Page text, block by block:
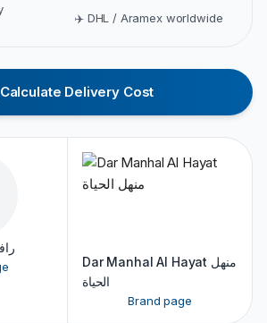
✈️ DHL / Aramex worldwide
Calculate Delivery Cost
Dar Manhal Al Hayat منهل
الحياة
Brand page